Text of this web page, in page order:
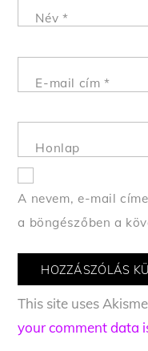
Név *
E-mail cím*
Honlap
A nevem, e-mail
a böngészőben a
This site uses
your comment data